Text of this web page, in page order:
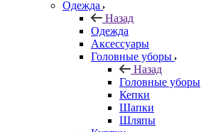
Одежда
Назад
Одежда
Аксессуары
Головные уборы
Назад
Головные уборы
Кепки
Шапки
Шляпы